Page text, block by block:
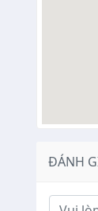
ĐÁNH
Ý kiến